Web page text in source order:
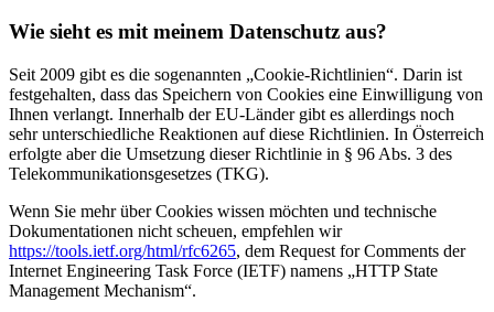
Wie sieht es mit meinem Datenschutz aus?
Seit 2009 gibt es die sogenannten „Cookie-Richtlinien“. Darin ist
festgehalten, dass das Speichern von Cookies eine Einwilligung von
Ihnen verlangt. Innerhalb der EU-Länder gibt es allerdings noch
sehr unterschiedliche Reaktionen auf diese Richtlinien. In Österreich
erfolgte aber die Umsetzung dieser Richtlinie in § 96 Abs. 3 des
Telekommunikationsgesetzes (TKG).
Wenn Sie mehr über Cookies wissen möchten und technische
Dokumentationen nicht scheuen, empfehlen wir
https://tools.ietf.org/html/rfc6265, dem Request for Comments der
Internet Engineering Task Force (IETF) namens „HTTP State
Management Mechanism“.